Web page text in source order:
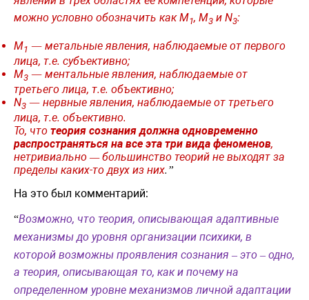
можно условно обозначить как М1, М3 и N3:
М1 — метальные явления, наблюдаемые от первого
лица, т.е. субъективно;
М3 — ментальные явления, наблюдаемые от
третьего лица, т.е. объективно;
N3 — нервные явления, наблюдаемые от третьего
лица, т.е. объективно.
То, что теория сознания должна одновременно
распространяться на все эта три вида феноменов,
нетривиально — большинство теорий не выходят за
пределы каких-то двух из них. ”
На это был комментарий:
“Возможно, что теория, описывающая адаптивные
механизмы до уровня организации психики, в
которой возможны проявления сознания – это – одно,
а теория, описывающая то, как и почему на
определенном уровне механизмов личной адаптации